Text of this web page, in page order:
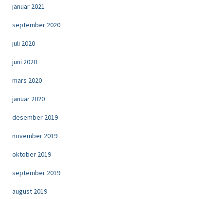
januar 2021
september 2020
juli 2020
juni 2020
mars 2020
januar 2020
desember 2019
november 2019
oktober 2019
september 2019
august 2019